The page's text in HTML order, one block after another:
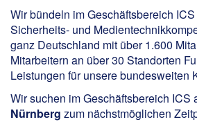
Wir bündeln im Geschäftsbereich
Sicherheits- und
ganz Deutschland mit über 1.600
Mitarbeitern an über 30 Standorten
Leistungen für unsere bundesweiten
Wir suchen im Geschäftsbereich ICS
Nürnberg zum nächstmöglichen